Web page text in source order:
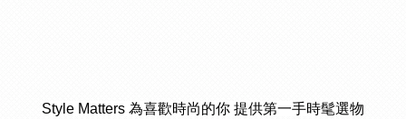
Style Matters 為喜歡時尚的你 提供第一手時髦選物